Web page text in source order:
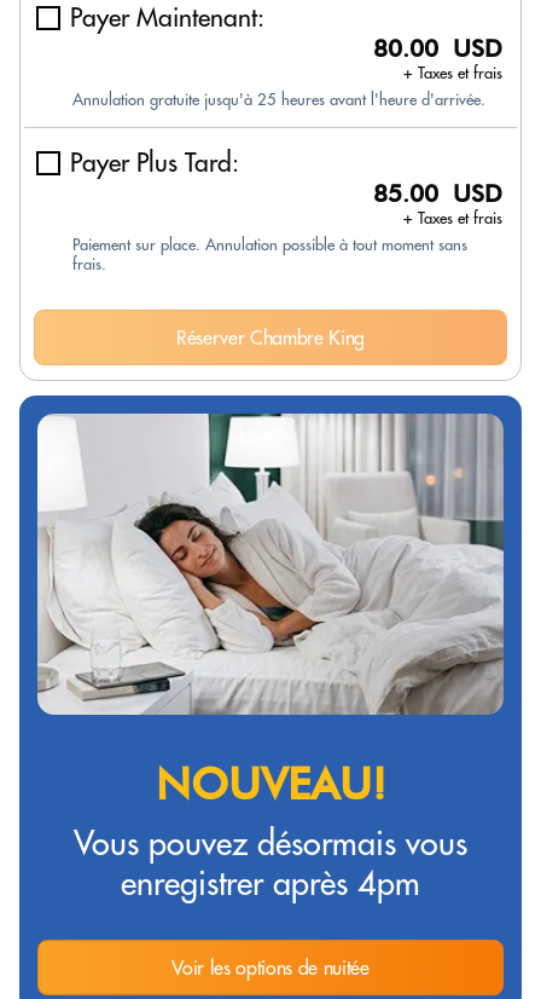
Payer Maintenant:
80.00 USD
+ Taxes et frais
Annulation gratuite jusqu'à 25 heures avant l'heure d'arrivée.
Payer Plus Tard:
85.00 USD
+ Taxes et frais
Paiement sur place. Annulation possible à tout moment sans
frais.
Réserver Chambre King
NOUVEAU!
Vous pouvez désormais vous
enregistrer après 4pm
Voir les options de nuitée